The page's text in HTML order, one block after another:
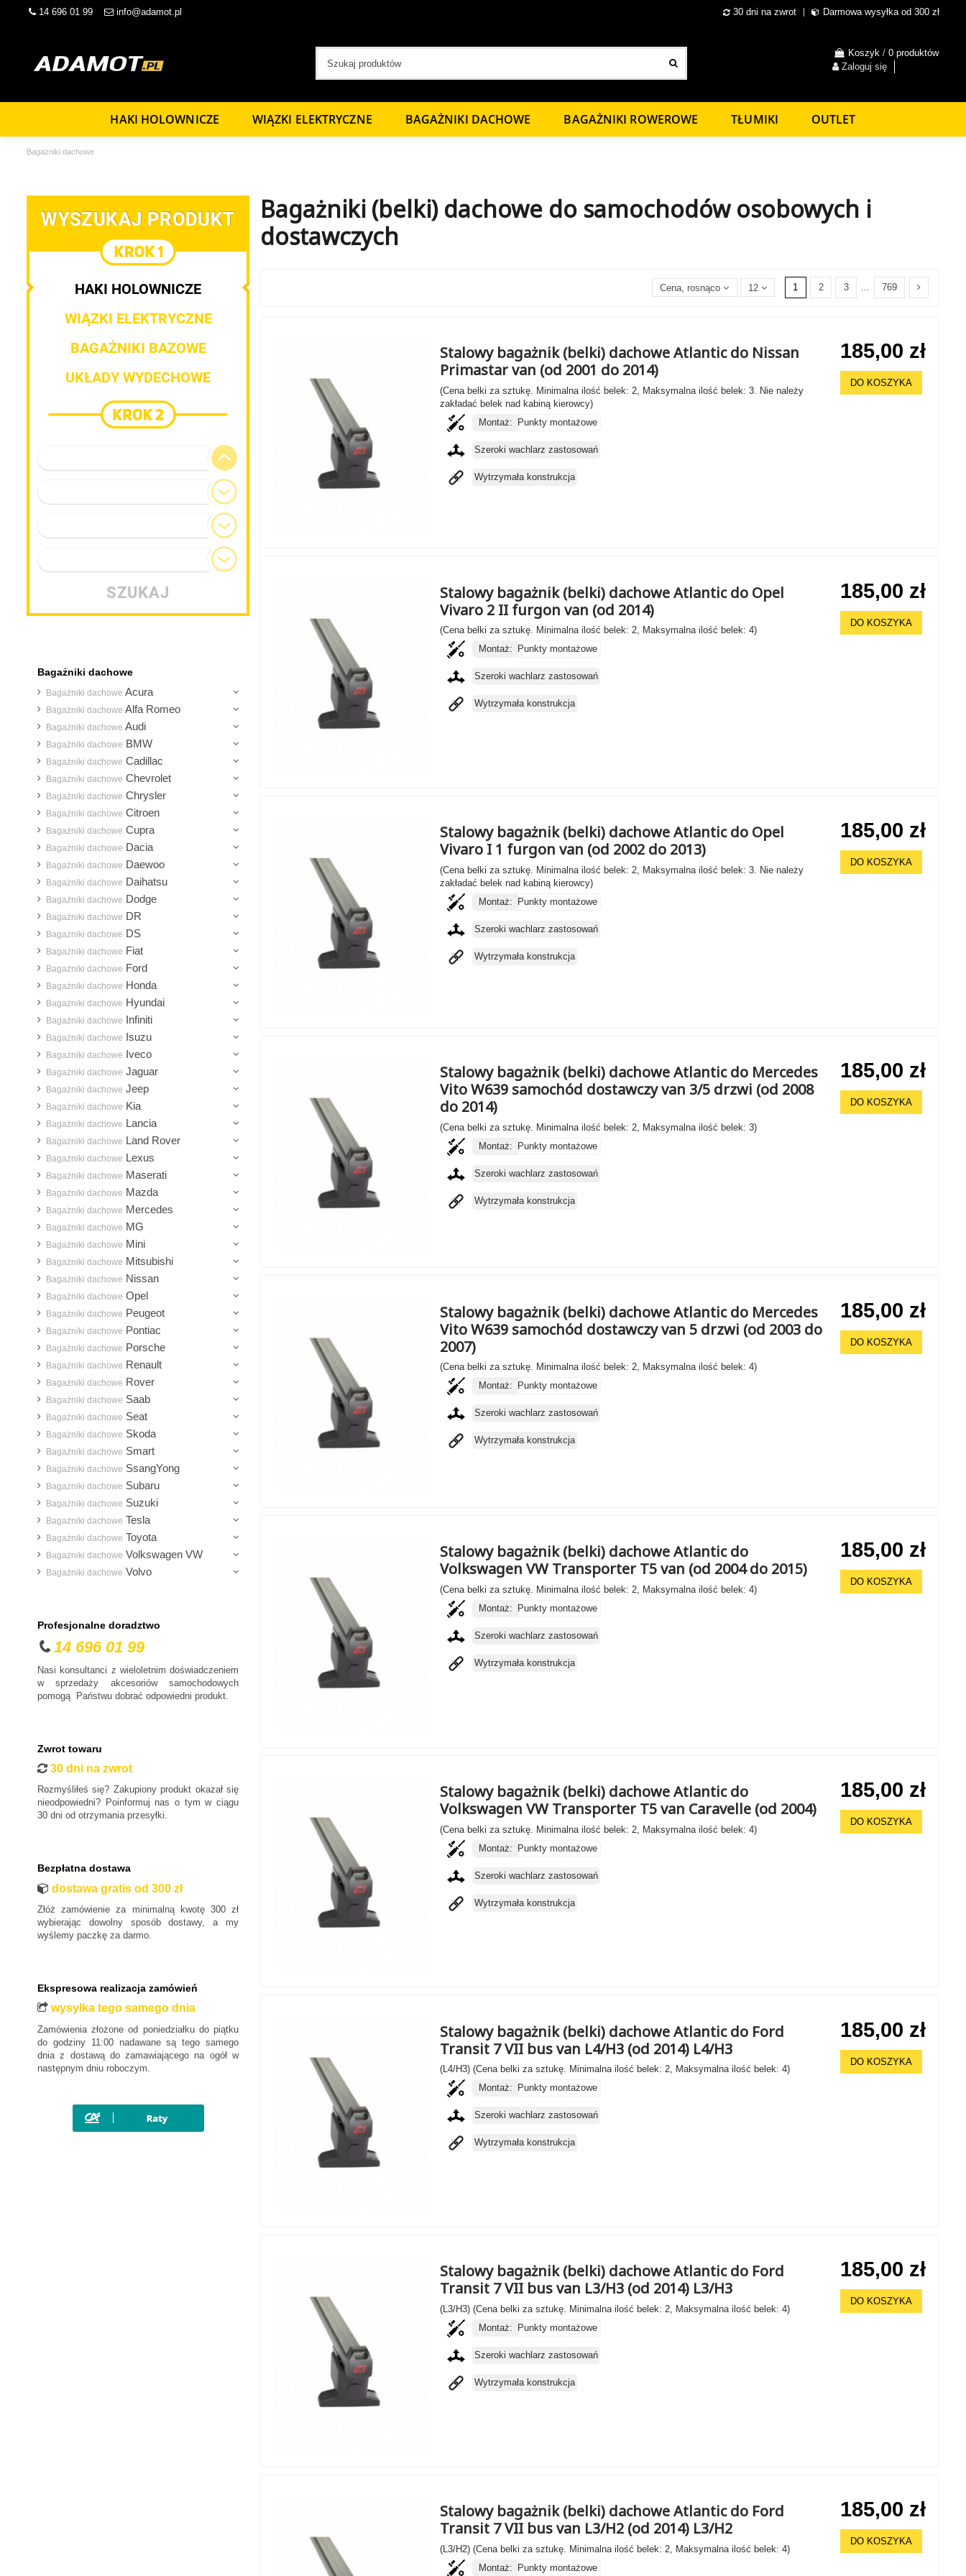
14 696 01 99 info@adamot.pl 30 dni na zwrot Darmowa wysyłka od 300 zł
Koszyk / 0 produktów
Zaloguj się
HAKI HOLOWNICZE WIĄZKI ELEKTRYCZNE BAGAŻNIKI DACHOWE BAGAŻNIKI ROWEROWE TŁUMIKI OUTLET
Bagażniki dachowe
Bagażniki (belki) dachowe do samochodów osobowych i
dostawczych
Cena, rosnąco 12 1 2 3 … 769
Stalowy bagażnik (belki) dachowe Atlantic do Nissan
Primastar van (od 2001 do 2014)
(Cena belki za sztukę. Minimalna ilość belek: 2, Maksymalna ilość belek: 3. Nie należy
zakładać belek nad kabiną kierowcy)
Montaż: Punkty montażowe
Szeroki wachlarz zastosowań
Wytrzymała konstrukcja
185,00 zł
DO KOSZYKA
Stalowy bagażnik (belki) dachowe Atlantic do Opel
Vivaro 2 II furgon van (od 2014)
(Cena belki za sztukę. Minimalna ilość belek: 2, Maksymalna ilość belek: 4)
Montaż:
Punkty montażowe
Szeroki wachlarz zastosowań
Wytrzymała konstrukcja
185,00 zł
DO KOSZYKA
Stalowy bagażnik (belki) dachowe Atlantic do Opel
Vivaro I 1 furgon van (od 2002 do 2013)
(Cena belki za sztukę. Minimalna ilość belek: 2, Maksymalna ilość belek: 3. Nie należy
zakładać belek nad kabiną kierowcy)
Montaż:
Punkty montażowe
Szeroki wachlarz zastosowań
Wytrzymała konstrukcja
185,00 zł
DO KOSZYKA
Stalowy bagażnik (belki) dachowe Atlantic do Mercedes
Vito W639 samochód dostawczy van 3/5 drzwi (od 2008
do 2014)
(Cena belki za sztukę. Minimalna ilość belek: 2, Maksymalna ilość belek: 3)
Montaż: Punkty montażowe
Szeroki wachlarz zastosowań
Wytrzymała konstrukcja
185,00 zł
DO KOSZYKA
Stalowy bagażnik (belki) dachowe Atlantic do Mercedes
Vito W639 samochód dostawczy van 5 drzwi (od 2003 do
2007)
(Cena belki za sztukę. Minimalna ilość belek: 2, Maksymalna ilość belek: 4)
Montaż:
Punkty montażowe
Szeroki wachlarz zastosowań
Wytrzymała konstrukcja
185,00 zł
DO KOSZYKA
Stalowy bagażnik (belki) dachowe Atlantic do
Volkswagen VW Transporter T5 van (od 2004 do 2015)
(Cena belki za sztukę. Minimalna ilość belek: 2, Maksymalna ilość belek: 4)
Montaż:
Punkty montażowe
Szeroki wachlarz zastosowań
Wytrzymała konstrukcja
185,00 zł
DO KOSZYKA
Stalowy bagażnik (belki) dachowe Atlantic do
Volkswagen VW Transporter T5 van Caravelle (od 2004)
(Cena belki za sztukę. Minimalna ilość belek: 2, Maksymalna ilość belek: 4)
Montaż: Punkty montażowe
Szeroki wachlarz zastosowań
Wytrzymała konstrukcja
185,00 zł
DO KOSZYKA
Stalowy bagażnik (belki) dachowe Atlantic do Ford
Transit 7 VII bus van L4/H3 (od 2014) L4/H3
(L4/H3) (Cena belki za sztukę. Minimalna ilość belek: 2, Maksymalna ilość belek: 4)
Montaż:
Punkty montażowe
Szeroki wachlarz zastosowań
Wytrzymała konstrukcja
185,00 zł
DO KOSZYKA
Stalowy bagażnik (belki) dachowe Atlantic do Ford
Transit 7 VII bus van L3/H3 (od 2014) L3/H3
(L3/H3) (Cena belki za sztukę. Minimalna ilość belek: 2, Maksymalna ilość belek: 4)
Montaż:
Punkty montażowe
Szeroki wachlarz zastosowań
Wytrzymała konstrukcja
185,00 zł
DO KOSZYKA
Stalowy bagażnik (belki) dachowe Atlantic do Ford
Transit 7 VII bus van L3/H2 (od 2014) L3/H2
(L3/H2) (Cena belki za sztukę. Minimalna ilość belek: 2, Maksymalna ilość belek: 4)
Montaż: Punkty montażowe
185,00 zł
DO KOSZYKA
WYSZUKAJ PRODUKT
HAKI HOLOWNICZE
WIĄZKI ELEKTRYCZNE
BAGAŻNIKI BAZOWE
UKŁADY WYDECHOWE
SZUKAJ
Bagażniki dachowe
Bagażniki dachowe Acura
Bagażniki dachowe Alfa Romeo
Bagażniki dachowe Audi
Bagażniki dachowe BMW
Bagażniki dachowe Cadillac
Bagażniki dachowe Chevrolet
Bagażniki dachowe Chrysler
Bagażniki dachowe Citroen
Bagażniki dachowe Cupra
Bagażniki dachowe Dacia
Bagażniki dachowe Daewoo
Bagażniki dachowe Daihatsu
Bagażniki dachowe Dodge
Bagażniki dachowe DR
Bagażniki dachowe DS
Bagażniki dachowe Fiat
Bagażniki dachowe Ford
Bagażniki dachowe Honda
Bagażniki dachowe Hyundai
Bagażniki dachowe Infiniti
Bagażniki dachowe Isuzu
Bagażniki dachowe Iveco
Bagażniki dachowe Jaguar
Bagażniki dachowe Jeep
Bagażniki dachowe Kia
Bagażniki dachowe Lancia
Bagażniki dachowe Land Rover
Bagażniki dachowe Lexus
Bagażniki dachowe Maserati
Bagażniki dachowe Mazda
Bagażniki dachowe Mercedes
Bagażniki dachowe MG
Bagażniki dachowe Mini
Bagażniki dachowe Mitsubishi
Bagażniki dachowe Nissan
Bagażniki dachowe Opel
Bagażniki dachowe Peugeot
Bagażniki dachowe Pontiac
Bagażniki dachowe Porsche
Bagażniki dachowe Renault
Bagażniki dachowe Rover
Bagażniki dachowe Saab
Bagażniki dachowe Seat
Bagażniki dachowe Skoda
Bagażniki dachowe Smart
Bagażniki dachowe SsangYong
Bagażniki dachowe Subaru
Bagażniki dachowe Suzuki
Bagażniki dachowe Tesla
Bagażniki dachowe Toyota
Bagażniki dachowe Volkswagen VW
Bagażniki dachowe Volvo
Profesjonalne doradztwo
14 696 01 99
Nasi konsultanci z wieloletnim doświadczeniem
w sprzedaży akcesoriów samochodowych
pomogą Państwu dobrać odpowiedni produkt.
Zwrot towaru
30 dni na zwrot
Rozmyśliłeś się? Zakupiony produkt okazał się
nieodpowiedni? Poinformuj nas o tym w ciągu
30 dni od otrzymania przesyłki.
Bezpłatna dostawa
dostawa gratis od 300 zł
Złóż zamówienie za minimalną kwotę 300 zł
wybierając dowolny sposób dostawy, a my
wyślemy paczkę za darmo.
Ekspresowa realizacja zamówień
wysyłka tego samego dnia
Zamówienia złożone od poniedziałku do piątku
do godziny 11:00 nadawane są tego samego
dnia z dostawą do zamawiającego na ogół w
następnym dniu roboczym.